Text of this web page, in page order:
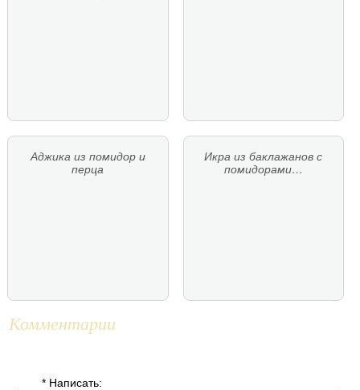
Аджика из помидор и
перца
Икра из баклажанов с
помидорами…
Комментарии
* Написать: